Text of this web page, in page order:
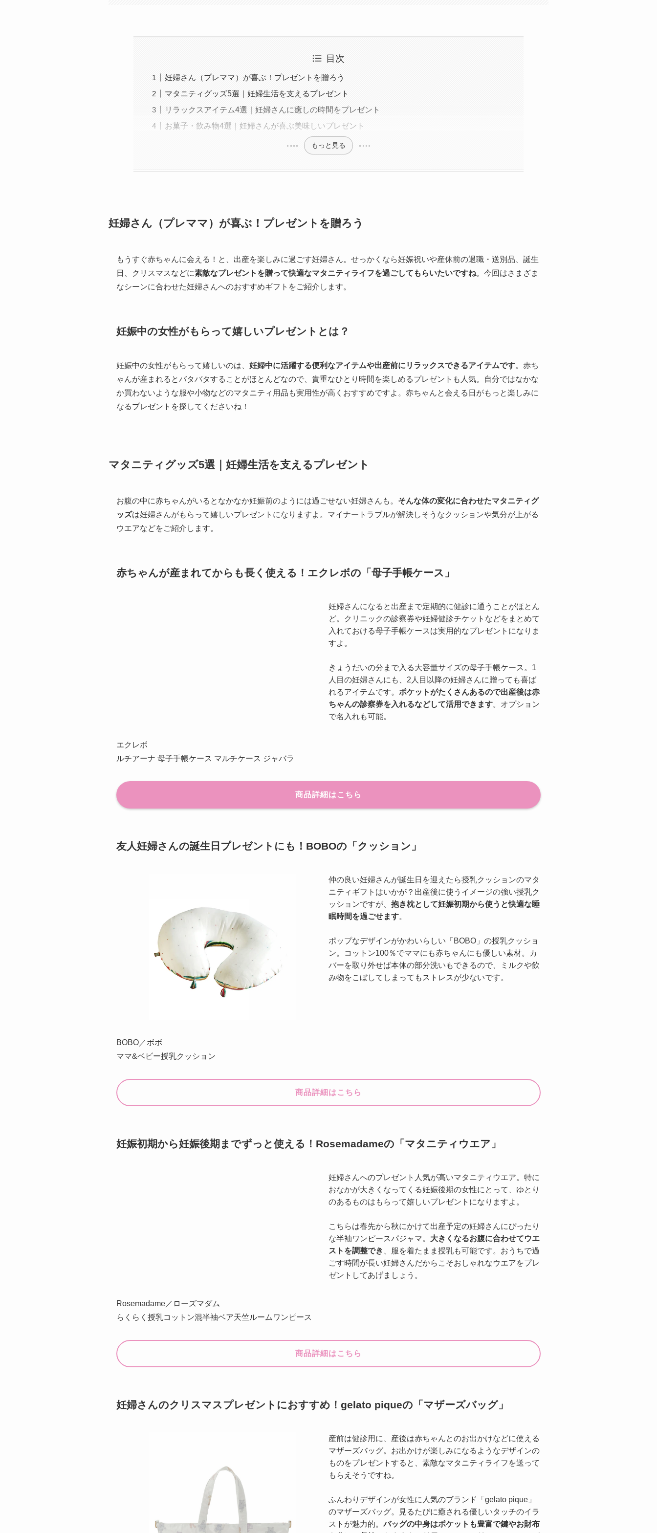
目次
妊婦さん（プレママ）が喜ぶ！プレゼントを贈ろう
マタニティグッズ5選｜妊婦生活を支えるプレゼント
リラックスアイテム4選｜妊婦さんに癒しの時間をプレゼント
お菓子・飲み物4選｜妊婦さんが喜ぶ美味しいプレゼント
もっと見る
妊婦さん（プレママ）が喜ぶ！プレゼントを贈ろう
もうすぐ赤ちゃんに会える！と、出産を楽しみに過ごす妊婦さん。せっかくなら妊娠祝いや産休前の退職・送別品、誕生
日、クリスマスなどに素敵なプレゼントを贈って快適なマタニティライフを過ごしてもらいたいですね。今回はさまざま
なシーンに合わせた妊婦さんへのおすすめギフトをご紹介します。
妊娠中の女性がもらって嬉しいプレゼントとは？
妊娠中の女性がもらって嬉しいのは、 妊婦中に活躍する便利なアイテムや出産前にリラックスできるアイテムです。赤ち
ゃんが産まれるとバタバタすることがほとんどなので、貴重なひとり時間を楽しめるプレゼントも人気。自分ではなかな
か買わないような服や小物などのマタニティ用品も実用性が高くおすすめですよ。赤ちゃんと会える日がもっと楽しみに
なるプレゼントを探してくださいね！
マタニティグッズ5選｜妊婦生活を支えるプレゼント
お腹の中に赤ちゃんがいるとなかなか妊娠前のようには過ごせない妊婦さんも。 そんな体の変化に合わせたマタニティグ
ッズは妊婦さんがもらって嬉しいプレゼントになりますよ。マイナートラブルが解決しそうなクッションや気分が上がる
ウエアなどをご紹介します。
赤ちゃんが産まれてからも長く使える！エクレボの「母子手帳ケース」
妊婦さんになると出産まで定期的に健診に通うことがほとん
ど。クリニックの診察券や妊婦健診チケットなどをまとめて
入れておける母子手帳ケースは実用的なプレゼントになりま
すよ。
きょうだいの分まで入る大容量サイズの母子手帳ケース。1
人目の妊婦さんにも、2人目以降の妊婦さんに贈っても喜ば
れるアイテムです。 ポケットがたくさんあるので出産後は赤
ちゃんの診察券を入れるなどして活用できます。オプション
で名入れも可能。
エクレボ
ルチアーナ 母子手帳ケース マルチケース ジャバラ
商品詳細はこちら
友人妊婦さんの誕生日プレゼントにも！BOBOの「クッション」
仲の良い妊婦さんが誕生日を迎えたら授乳クッションのマタ
ニティギフトはいかが？出産後に使うイメージの強い授乳ク
ッションですが、 抱き枕として妊娠初期から使うと快適な睡
眠時間を過ごせます。
ポップなデザインがかわいらしい「BOBO」の授乳クッショ
ン。コットン100％でママにも赤ちゃんにも優しい素材。カ
バーを取り外せば本体の部分洗いもできるので、ミルクや飲
み物をこぼしてしまってもストレスが少ないです。
BOBO／ボボ
ママ&ベビー授乳クッション
商品詳細はこちら
妊娠初期から妊娠後期までずっと使える！Rosemadameの「マタニティウエア」
妊婦さんへのプレゼント人気が高いマタニティウエア。特に
おなかが大きくなってくる妊娠後期の女性にとって、ゆとり
のあるものはもらって嬉しいプレゼントになりますよ。
こちらは春先から秋にかけて出産予定の妊婦さんにぴったり
な半袖ワンピースパジャマ。 大きくなるお腹に合わせてウエ
ストを調整でき
、服を着たまま授乳も可能です。おうちで過
ごす時間が長い妊婦さんだからこそおしゃれなウエアをプレ
ゼントしてあげましょう。
Rosemadame／ローズマダム
らくらく授乳コットン混半袖ベア天竺ルームワンピース
商品詳細はこちら
妊婦さんのクリスマスプレゼントにおすすめ！gelato piqueの「マザーズバッグ」
産前は健診用に、産後は赤ちゃんとのお出かけなどに使える
マザーズバッグ。お出かけが楽しみになるようなデザインの
ものをプレゼントすると、素敵なマタニティライフを送って
もらえそうですね。
ふんわりデザインが女性に人気のブランド「gelato pique」
のマザーズバッグ。見るたびに癒される優しいタッチのイラ
ストが魅力的。バッグの中身はポケットも豊富で鍵やお財布